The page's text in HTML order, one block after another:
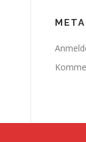
META